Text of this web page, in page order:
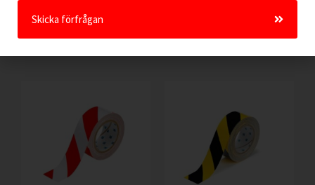
Lägg I Kundvagn
Offertförfrågan
Offertförfrågan
Skicka förfrågan